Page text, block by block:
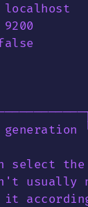
select
usually
it